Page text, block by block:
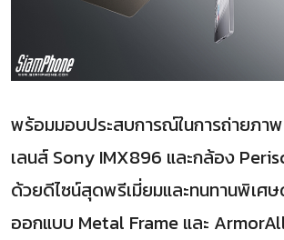
พร้อมมอบประสบการณ์ในการถ่ายภา
เลนส์ Sony IMX896 และกล้อง
ด้วยดีไซน์สุดพรีเมี่ยมและทนทานพิเศ
ออกแบบ Metal Frame และ